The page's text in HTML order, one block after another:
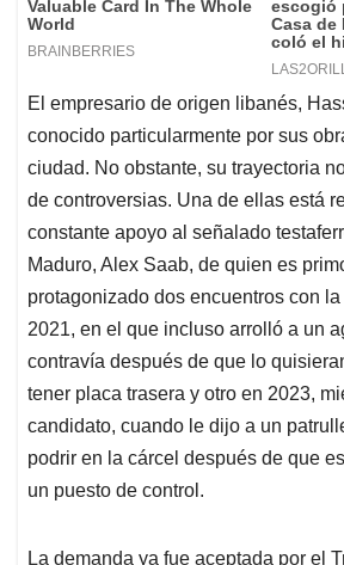
El empresario de origen libanés,
conocido particularmente por sus
ciudad. No obstante, su trayectoria
de controversias. Una de ellas está
constante apoyo al señalado
Maduro, Alex Saab, de quien es
protagonizado dos encuentros con
2021, en el que incluso arrolló a un
contravía después de que lo
tener placa trasera y otro en 2023,
candidato, cuando le dijo a un
podrir en la cárcel después de que
un puesto de control.
La demanda ya fue aceptada por el